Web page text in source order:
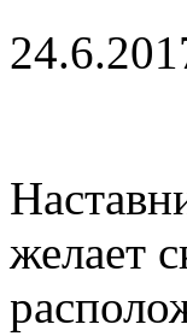
желает